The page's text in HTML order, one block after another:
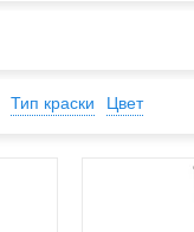
Тип краски Цвет